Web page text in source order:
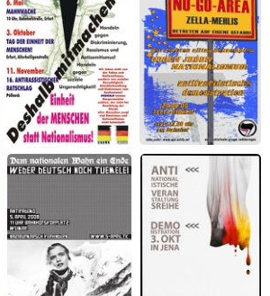
Die
Sozialkahlschläger
Menschen. Deshalb
Mitmachen: Einheit
der Menschen statt
Nationalismus
No-go-area Zella-
Mehlis